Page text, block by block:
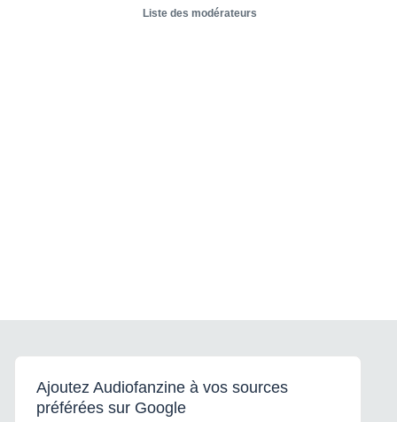
Liste des modérateurs
Ajoutez Audiofanzine à vos sources
préférées sur Google